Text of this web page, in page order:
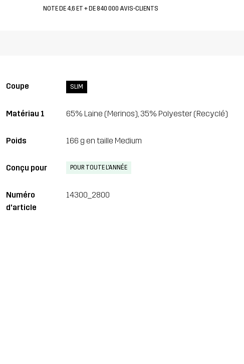
NOTE DE 4,6 ET + DE 840 000 AVIS-CLIENTS
Coupe SLIM
Matériau 1 65% Laine (Merinos), 35% Polyester (Recyclé)
Poids 166 g en taille Medium
Conçu pour POUR TOUTE L'ANNÉE
Numéro
d'article
14300_2800